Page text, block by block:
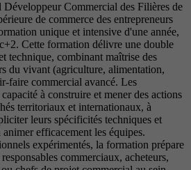
Commercial des Filières de
de commerce des entrepreneurs
unique et intensive d'une année,
Cette formation délivre une double
technique, combinant maîtrise des
du vivant (agriculture, alimentation,
faire commercial avancé. Les
à construire et mener des actions
territoriaux et internationaux, à
leurs spécificités techniques et
efficacement les équipes.
expérimentés, la formation prépare
commerciaux, acheteurs,